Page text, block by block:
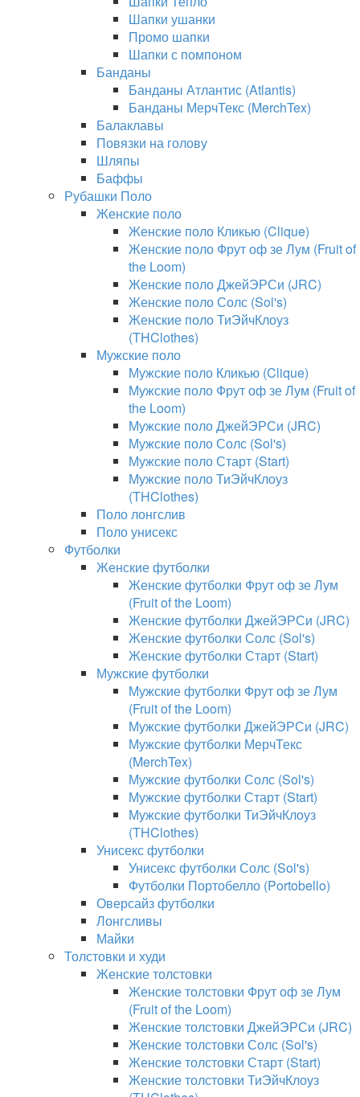
Шапки ушанки
Промо шапки
Шапки с помпоном
Банданы
Банданы Атлантис (Atlantis)
Банданы МерчТекс (MerchTex)
Балаклавы
Повязки на голову
Шляпы
Баффы
Рубашки Поло
Женские поло
Женские поло Кликью (Clique)
Женские поло Фрут оф зе Лум (Fruit of
the Loom)
Женские поло ДжейЭРСи (JRC)
Женские поло Солс (Sol's)
Женские поло ТиЭйчКлоуз
(THClothes)
Мужские поло
Мужские поло Кликью (Clique)
Мужские поло Фрут оф зе Лум (Fruit of
the Loom)
Мужские поло ДжейЭРСи (JRC)
Мужские поло Солс (Sol's)
Мужские поло Старт (Start)
Мужские поло ТиЭйчКлоуз
(THClothes)
Поло лонгслив
Поло унисекс
Футболки
Женские футболки
Женские футболки Фрут оф зе Лум
(Fruit of the Loom)
Женские футболки ДжейЭРСи (JRC)
Женские футболки Солс (Sol's)
Женские футболки Старт (Start)
Мужские футболки
Мужские футболки Фрут оф зе Лум
(Fruit of the Loom)
Мужские футболки ДжейЭРСи (JRC)
Мужские футболки МерчТекс
(MerchTex)
Мужские футболки Солс (Sol's)
Мужские футболки Старт (Start)
Мужские футболки ТиЭйчКлоуз
(THClothes)
Унисекс футболки
Унисекс футболки Солс (Sol's)
Футболки Портобелло (Portobello)
Оверсайз футболки
Лонгсливы
Майки
Толстовки и худи
Женские толстовки
Женские толстовки Фрут оф зе Лум
(Fruit of the Loom)
Женские толстовки ДжейЭРСи (JRC)
Женские толстовки Солс (Sol's)
Женские толстовки Старт (Start)
Женские толстовки ТиЭйчКлоуз